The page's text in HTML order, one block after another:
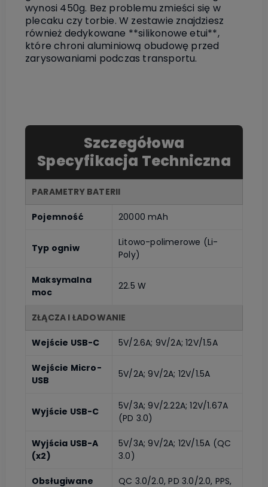
wynosi 450g. Bez problemu zmieści się w
plecaku czy torbie. W zestawie znajdziesz
również dedykowane **silikonowe etui**,
które chroni aluminiową obudowę przed
zarysowaniami podczas transportu.
Szczegółowa
Specyfikacja Techniczna
PARAMETRY BATERII
Pojemność 20000 mAh
Typ ogniw
Litowo-polimerowe (Li-
Poly)
Maksymalna
moc
22.5 W
ZŁĄCZA I ŁADOWANIE
Wejście USB-C 5V/2.6A; 9V/2A; 12V/1.5A
Wejście Micro-
USB
5V/2A; 9V/2A; 12V/1.5A
Wyjście USB-C
5V/3A; 9V/2.22A; 12V/1.67A
(PD 3.0)
Wyjścia USB-A
(x2)
5V/3A; 9V/2A; 12V/1.5A (QC
3.0)
Obsługiwane
QC 3.0/2.0, PD 3.0/2.0, PPS,